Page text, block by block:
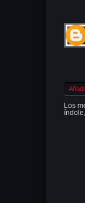
Los